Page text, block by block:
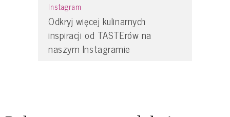
Instagram
Odkryj więcej kulinarnych
inspiracji od TASTErów na
naszym Instagramie